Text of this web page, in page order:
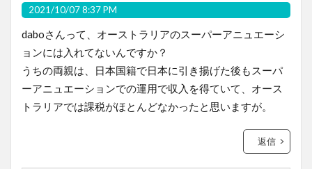
2021/10/07 8:37 PM
daboさんって、オーストラリアのスーパーアニュエーシ
ョンには入れてないんですか？
うちの両親は、日本国籍で日本に引き揚げた後もスーパ
ーアニュエーションでの運用で収入を得ていて、オース
トラリアでは課税がほとんどなかったと思いますが。
返信